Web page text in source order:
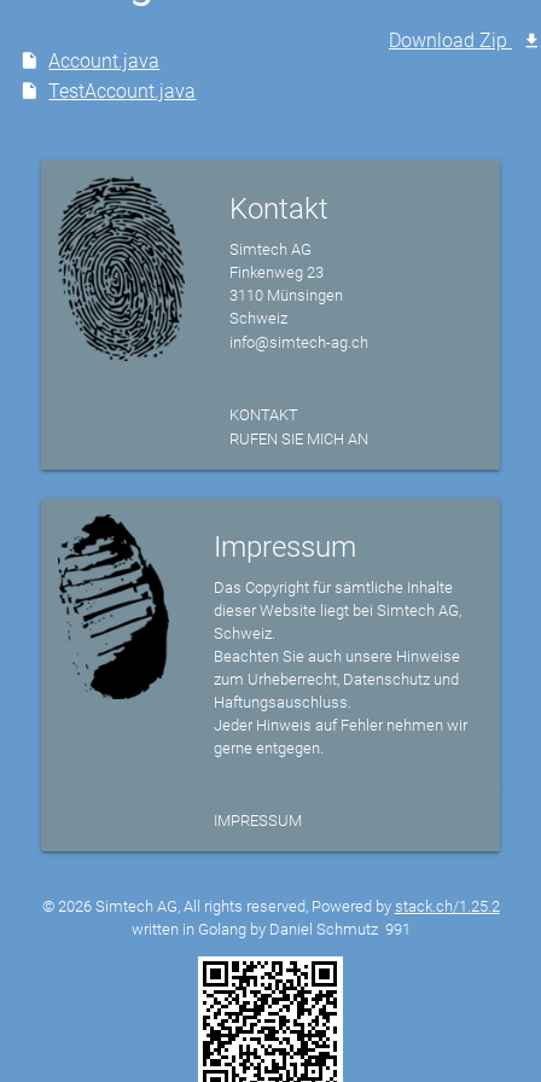
Account.java
TestAccount.java
Download Zip
Kontakt
Simtech AG
Finkenweg 23
3110 Münsingen
Schweiz
info@simtech-ag.ch
KONTAKT
RUFEN SIE MICH AN
Impressum
Das Copyright für sämtliche Inhalte
dieser Website liegt bei Simtech AG,
Schweiz.
Beachten Sie auch unsere Hinweise
zum Urheberrecht, Datenschutz und
Haftungsauschluss.
Jeder Hinweis auf Fehler nehmen wir
gerne entgegen.
IMPRESSUM
© 2026 Simtech AG, All rights reserved, Powered by stack.ch/1.25.2
written in Golang by Daniel Schmutz 991